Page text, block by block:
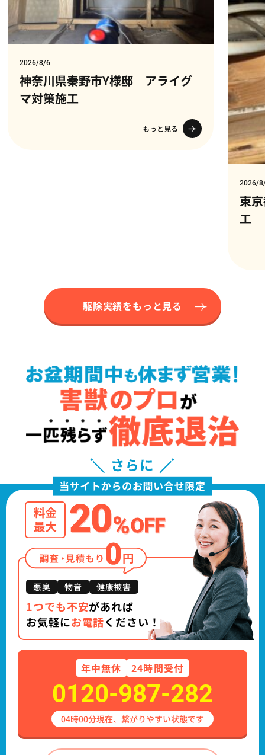
2026/8/6
神奈川県秦野市Y様邸 アライグ
マ対策施工
もっと見る
2026/
東
工
駆除実績をもっと見る
悪臭 物音 健康被害
1つでも不安があれば
お気軽にお電話ください！
年中無休 24時間受付
0120-987-282
04時00分現在、繋がりやすい状態です